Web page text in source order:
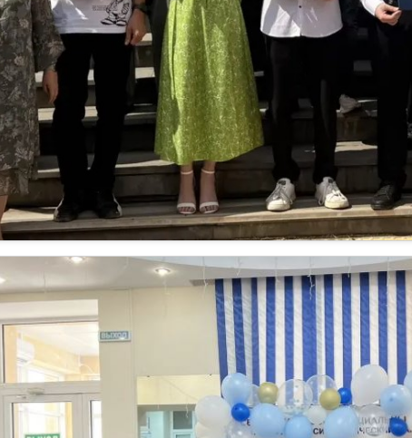
информационных систем и технологий
IT. Дипломы получили бакалавры и магистры
окончили программы:
системы и технологии (профиль:
информатика (профиль: Цифровизация экономической